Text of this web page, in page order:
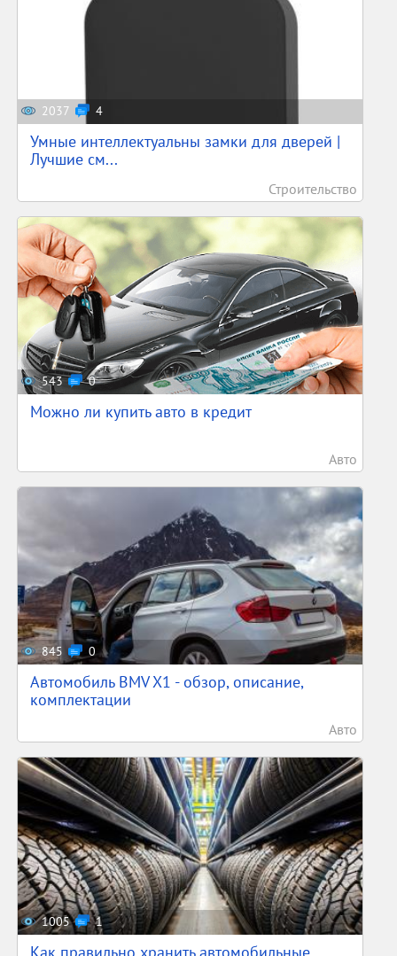
2037 4
Умные интеллектуальны замки для дверей |
Лучшие см...
Строительство
543 0
Можно ли купить авто в кредит
Авто
845 0
Автомобиль BMV X1 - обзор, описание,
комплектации
Авто
1005 1